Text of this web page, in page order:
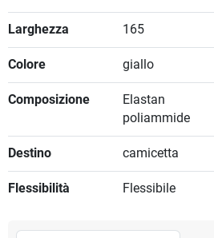
Larghezza 165
Colore giallo
Composizione
Elastan
poliammide
Destino camicetta
Flessibilità Flessibile